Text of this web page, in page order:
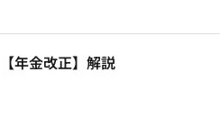
【年金改正】解説